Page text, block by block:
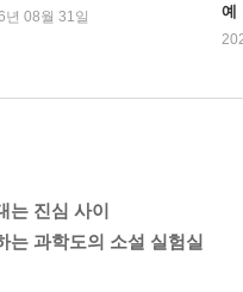
08월 31일
예
는 진심 사이
는 과학도의 소설 실험실